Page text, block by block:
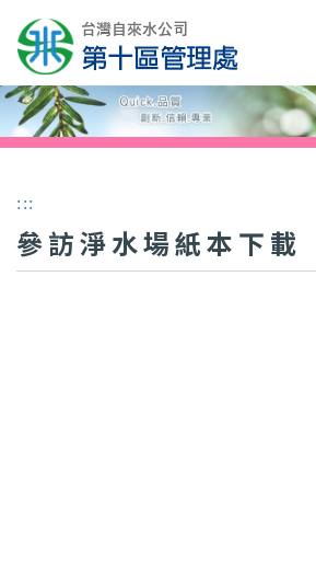
:::
參訪淨水場紙本下載